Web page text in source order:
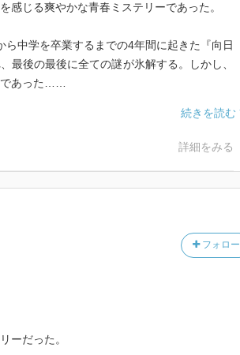
高橋みのりちゃんだろ。同い年の女の子が転
少年は『またね』と場を後にしました。そ
、また会えるかもしれない』と再び出かけた
ますが、『傍らにもう一人、少年がいるこ
立っている』のに気づきます。『声をかけよ
が『何してるの!?』と声を上げると、『口出
ことを思う みのりは『地面にうずくまる少
『お前なんか死ねって、そう云われたの』と
子は『誰も、隼人には、逆らえないから』と
数が計三十七人』という『山央小学校桜沢分
して隼人と同じ学校で学ぶことになった みの
ている』という都会とは全く異なる山間の学
を改めて意識する みのりは、一方で、『子
ます。『教室を掃除中に、男子児童がふざけ
感じる爽やかな青春ミステリーであった。
中学を卒業するまでの4年間に起きた『向日
最後の最後に全ての謎が氷解する。しかし、
あった……
の高橋みのりは母親と母親の実家のある山形
小学校は小さな分校で、そこで残酷ないじめ
所に住む藤崎怜と出会う。
、生徒たちの間では『向日葵男』の仕業と噂
みのりは隼人に木に縛られ、放置されるが、
り落とした犯人ではないかと疑うみのりだっ
詳細をみる
フォロー
ーだった。